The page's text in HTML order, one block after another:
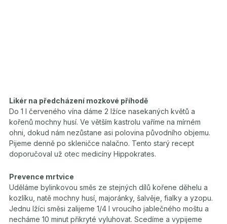
Likér na předcházení mozkové příhodě
Do 1 l červeného vína dáme 2 lžíce nasekaných květů a
kořenů mochny husí. Ve větším kastrolu vaříme na mírném
ohni, dokud nám nezůstane asi polovina původního objemu.
Pijeme denně po skleničce nalačno. Tento starý recept
doporučoval už otec medicíny Hippokrates.
Prevence mrtvice
Uděláme bylinkovou směs ze stejných dílů kořene děhelu a
kozlíku, natě mochny husí, majoránky, šalvěje, fialky a yzopu.
Jednu lžíci směsi zalijeme 1/4 l vroucího jablečného moštu a
necháme 10 minut přikryté vyluhovat. Scedíme a vypijeme